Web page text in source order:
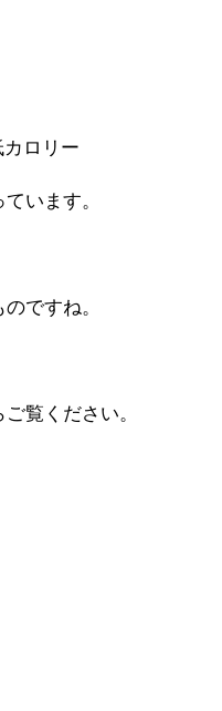
ロリー
います。
ですね。
ご覧ください。